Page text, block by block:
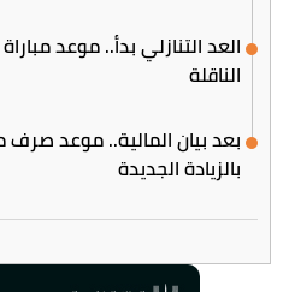
العد التنازلي بدأ.. موعد
الناقلة
بالزيادة الجديدة